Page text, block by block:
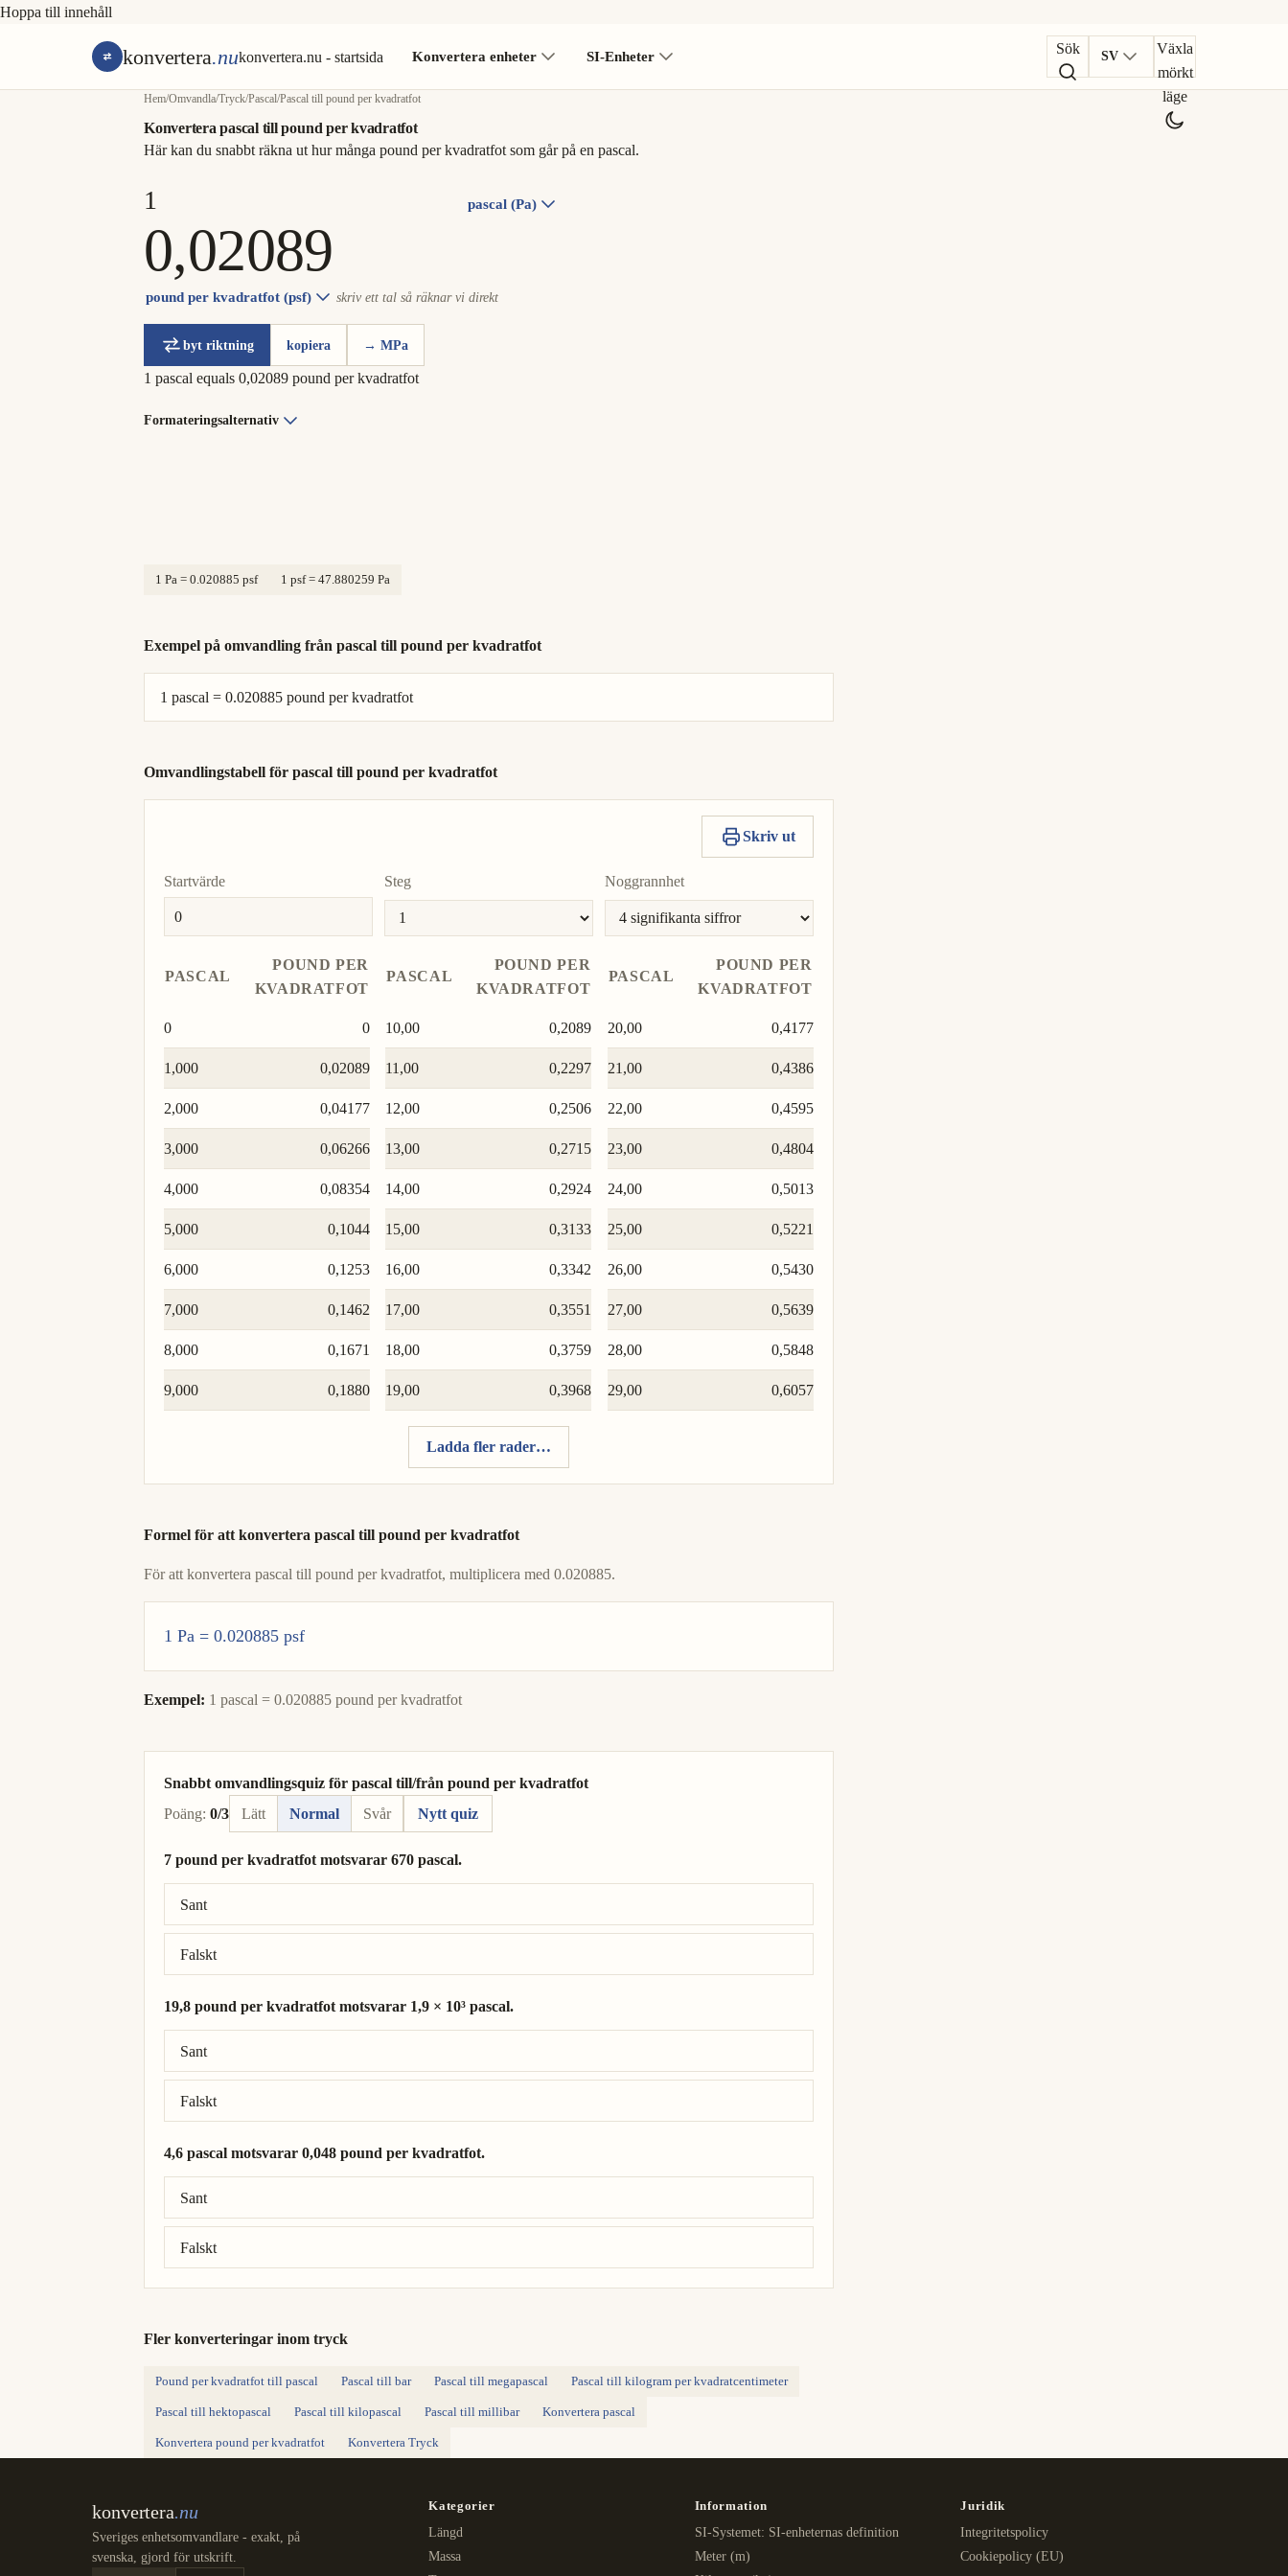
Hoppa till innehåll
konvertera.nukonvertera.nu - startsida Konvertera enheter SI-Enheter Sök SV
Växla
mörkt
läge
Hem/Omvandla/Tryck/Pascal/Pascal till pound per kvadratfot
Konvertera pascal till pound per kvadratfot
Här kan du snabbt räkna ut hur många pound per kvadratfot som går på en pascal.
pascal (Pa)
pound per kvadratfot (psf) skriv ett tal så räknar vi direkt
byt riktning kopiera → MPa
1 pascal equals 0,02089 pound per kvadratfot
Formateringsalternativ
1 Pa = 0.020885 psf 1 psf = 47.880259 Pa
Exempel på omvandling från pascal till pound per kvadratfot
1 pascal = 0.020885 pound per kvadratfot
Omvandlingstabell för pascal till pound per kvadratfot
Skriv ut
Startvärde Steg Noggrannhet
PASCAL
POUND PER
KVADRATFOT
0 0
1,000 0,02089
2,000 0,04177
3,000 0,06266
4,000 0,08354
5,000 0,1044
6,000 0,1253
7,000 0,1462
8,000 0,1671
9,000 0,1880
PASCAL
POUND PER
KVADRATFOT
10,00 0,2089
11,00 0,2297
12,00 0,2506
13,00 0,2715
14,00 0,2924
15,00 0,3133
16,00 0,3342
17,00 0,3551
18,00 0,3759
19,00 0,3968
PASCAL
POUND PER
KVADRATFOT
20,00 0,4177
21,00 0,4386
22,00 0,4595
23,00 0,4804
24,00 0,5013
25,00 0,5221
26,00 0,5430
27,00 0,5639
28,00 0,5848
29,00 0,6057
Ladda fler rader…
Formel för att konvertera pascal till pound per kvadratfot
För att konvertera pascal till pound per kvadratfot, multiplicera med 0.020885.
1 Pa = 0.020885 psf
Exempel: 1 pascal = 0.020885 pound per kvadratfot
Snabbt omvandlingsquiz för pascal till/från pound per kvadratfot
Poäng: 0/3 Lätt Normal Svår Nytt quiz
7 pound per kvadratfot motsvarar 670 pascal.
Sant
Falskt
Rätt svar: 7 pound per kvadratfot = 335 pascal.
19,8 pound per kvadratfot motsvarar 1,9 × 10³ pascal.
Sant
Falskt
Rätt svar: 19,8 pound per kvadratfot = 948 pascal.
4,6 pascal motsvarar 0,048 pound per kvadratfot.
Sant
Falskt
Rätt svar: 4,6 pascal = 0,0961 pound per kvadratfot.
Fler konverteringar inom tryck
Pound per kvadratfot till pascal Pascal till bar Pascal till megapascal Pascal till kilogram per kvadratcentimeter
Pascal till hektopascal Pascal till kilopascal Pascal till millibar Konvertera pascal
Konvertera pound per kvadratfot Konvertera Tryck
konvertera.nu
Sveriges enhetsomvandlare - exakt, på
svenska, gjord för utskrift.
Kategorier
Längd
Massa
Information
SI-Systemet: SI-enheternas definition
Meter (m)
Juridik
Integritetspolicy
Cookiepolicy (EU)